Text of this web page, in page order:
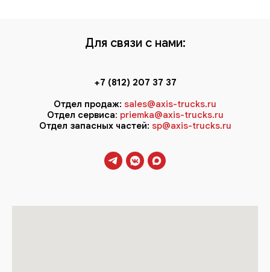
Для связи с нами:
+7 (812) 207 37 37
Отдел продаж: sales@axis-trucks.ru
Отдел сервиса: priemka@axis-trucks.ru
Отдел запасных частей: sp@axis-trucks.ru